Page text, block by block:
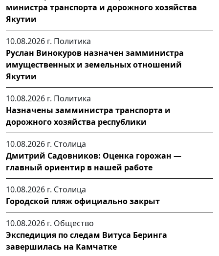
министра транспорта и дорожного хозяйства
Якутии
10.08.2026 г. Политика
Руслан Винокуров назначен замминистра
имущественных и земельных отношений
Якутии
10.08.2026 г. Политика
Назначены замминистра транспорта и
дорожного хозяйства республики
10.08.2026 г. Столица
Дмитрий Садовников: Оценка горожан —
главный ориентир в нашей работе
10.08.2026 г. Столица
Городской пляж официально закрыт
10.08.2026 г. Общество
Экспедиция по следам Витуса Беринга
завершилась на Камчатке